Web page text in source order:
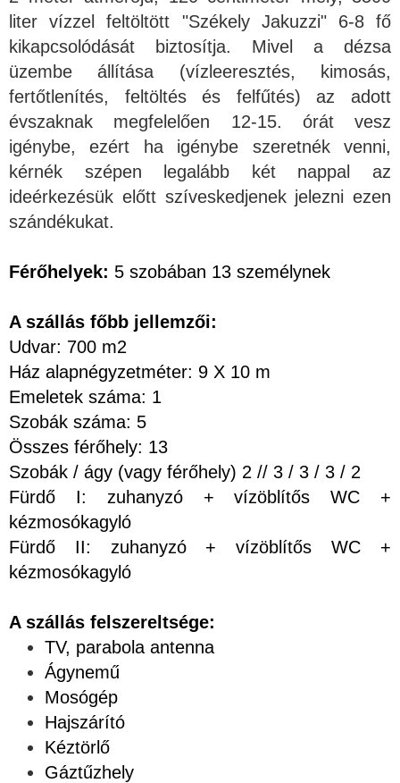
liter vízzel feltöltött "Székely Jakuzzi" 6-8 fő
kikapcsolódását biztosítja. Mivel a dézsa
üzembe állítása (vízleeresztés, kimosás,
fertőtlenítés, feltöltés és felfűtés) az adott
évszaknak megfelelően 12-15. órát vesz
igénybe, ezért ha igénybe szeretnék venni,
kérnék szépen legalább két nappal az
ideérkezésük előtt szíveskedjenek jelezni ezen
szándékukat.
Férőhelyek: 5 szobában 13 személynek
A szállás főbb jellemzői:
Udvar: 700 m2
Ház alapnégyzetméter: 9 X 10 m
Emeletek száma: 1
Szobák száma: 5
Összes férőhely: 13
Szobák / ágy (vagy férőhely) 2 // 3 / 3 / 3 / 2
Fürdő I: zuhanyzó + vízöblítős WC +
kézmosókagyló
Fürdő II: zuhanyzó + vízöblítős WC +
kézmosókagyló
A szállás felszereltsége:
TV, parabola antenna
Ágynemű
Mosógép
Hajszárító
Kéztörlő
Gáztűzhely